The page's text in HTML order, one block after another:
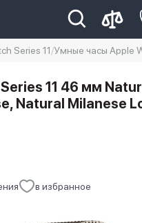
айфон 14
Series 11 Умные часы Apple
в избранное
11 46 мм
Natural Milanese